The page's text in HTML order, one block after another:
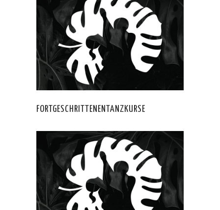
FORTGESCHRITTENENTANZKURSE